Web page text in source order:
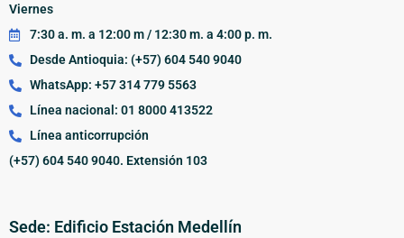
Viernes
7:30 a. m. a 12:00 m / 12:30 m. a 4:00 p. m.
Desde Antioquia: (+57) 604 540 9040
WhatsApp: +57 314 779 5563
Línea nacional: 01 8000 413522
Línea anticorrupción
(+57) 604 540 9040. Extensión 103
Sede: Edificio Estación Medellín